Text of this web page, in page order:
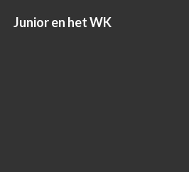
Junior en het WK